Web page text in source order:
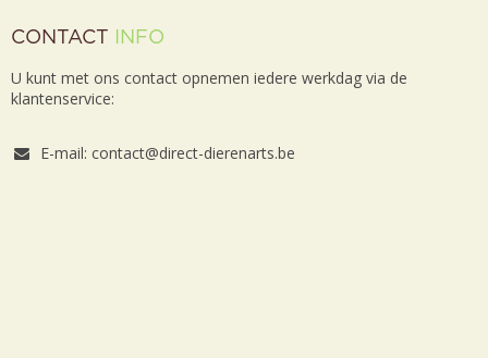
CONTACT INFO
U kunt met ons contact opnemen iedere werkdag via de
klantenservice:
E-mail: contact@direct-dierenarts.be